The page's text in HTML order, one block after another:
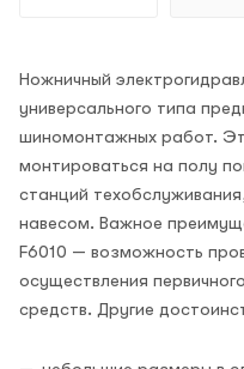
Ножничный
универсального типа
шиномонтажных работ.
монтироваться на полу
станций
навесом. Важное
F6010 — возможность
осуществления
средств. Другие